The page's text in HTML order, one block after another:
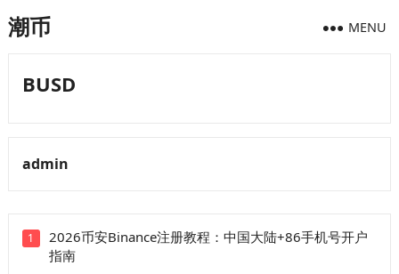
潮币 MENU
BUSD
admin
1
2026币安Binance注册教程：中国大陆+86手机号开户
指南